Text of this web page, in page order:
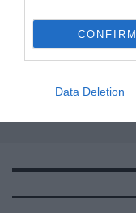
CONFIRM
Data Deletion